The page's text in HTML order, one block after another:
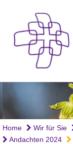
Home Wir für Sie
Andachten 2024